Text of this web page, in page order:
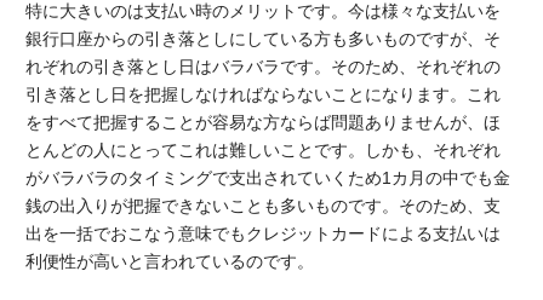
特に大きいのは支払い時のメリットです。今は様々な支払いを
銀行口座からの引き落としにしている方も多いものですが、そ
れぞれの引き落とし日はバラバラです。そのため、それぞれの
引き落とし日を把握しなければならないことになります。これ
をすべて把握することが容易な方ならば問題ありませんが、ほ
とんどの人にとってこれは難しいことです。しかも、それぞれ
がバラバラのタイミングで支出されていくため1カ月の中でも金
銭の出入りが把握できないことも多いものです。そのため、支
出を一括でおこなう意味でもクレジットカードによる支払いは
利便性が高いと言われているのです。